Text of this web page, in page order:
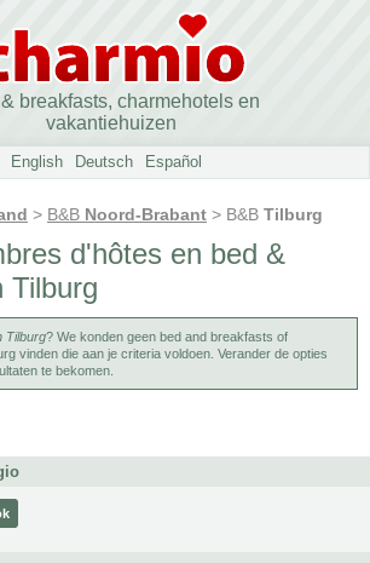
breakfasts, charmehotels en
vakantiehuizen
English Deutsch Español
> B&B Noord-Brabant > B&B Tilburg
d'hôtes en bed &
Tilburg
Tilburg? We konden geen bed and breakfasts of
vinden die aan je criteria voldoen. Verander de opties
te bekomen.